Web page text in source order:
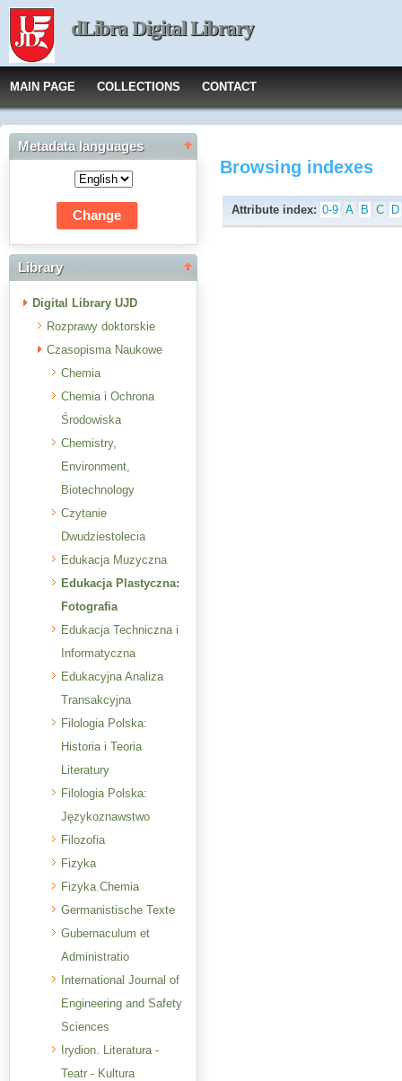
dLibra Digital Library
MAIN PAGE COLLECTIONS CONTACT
Metadata languages
Library
Digital Library UJD
Rozprawy doktorskie
Czasopisma Naukowe
Chemia
Chemia i Ochrona
Środowiska
Chemistry,
Environment,
Biotechnology
Czytanie
Dwudziestolecia
Edukacja Muzyczna
Edukacja Plastyczna:
Fotografia
Edukacja Techniczna i
Informatyczna
Edukacyjna Analiza
Transakcyjna
Filologia Polska:
Historia i Teoria
Literatury
Filologia Polska:
Językoznawstwo
Filozofia
Fizyka
Fizyka.Chemia
Germanistische Texte
Gubernaculum et
Administratio
International Journal of
Engineering and Safety
Sciences
Irydion. Literatura -
Teatr - Kultura
Browsing indexes
Attribute index: 0-9 A B C D